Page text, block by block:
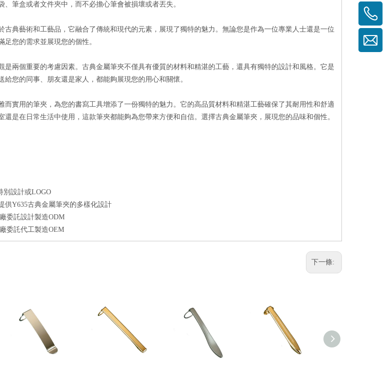
、筆盒或者文件夾中，而不必擔心筆會被損壞或者丟失。
古典藝術和工藝品，它融合了傳統和現代的元素，展現了獨特的魅力。無論您是作為一位專業人士還是一位
您的需求並展現您的個性。
是兩個重要的考慮因素。古典金屬筆夾不僅具有優質的材料和精湛的工藝，還具有獨特的設計和風格。它是
給您的同事、朋友還是家人，都能夠展現您的用心和關懷。
而實用的筆夾，為您的書寫工具增添了一份獨特的魅力。它的高品質材料和精湛工藝確保了其耐用性和舒適
還是在日常生活中使用，這款筆夾都能夠為您帶來方便和自信。選擇古典金屬筆夾，展現您的品味和個性。
別設計或LOGO
供Y635古典金屬筆夾的多樣化設計
委託設計製造ODM
委託代工製造OEM
下一條: